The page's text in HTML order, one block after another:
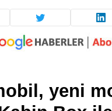
yeni